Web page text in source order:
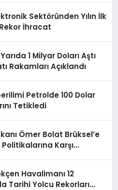
Sektöründen Yılın İlk
İhracat
1 Milyar Doları Aştı
Rakamları Açıklandı
Petrolde 100 Dolar
Tetikledi
Ömer Bolat Brüksel’e
Karşı
Havalimanı 12
Tarihi Yolcu Rekorları